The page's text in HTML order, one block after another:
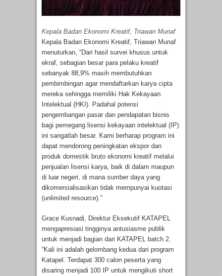
Kepala Badan Ekonomi Kreatif, Triawan Munaf
Kepala Badan Ekonomi Kreatif, Triawan Munaf
menuturkan, “Dari hasil survei khusus untuk
ekraf, sebagian besar para pelaku kreatif
sebanyak 88,9% masih membutuhkan
pembimbingan agar mendaftarkan karya cipta
mereka sehingga memiliki Hak Kekayaan
Intelektual (HKI). Padahal potensi
pengembangan pasar dan pendapatan bisnis
bagi pemegang lisensi kekayaan intelektual (IP)
ini sangatlah besar. Kami berharap program ini
dapat mendorong peningkatan ekspor dan
produk domestik bruto ekonomi kreatif melalui
penjualan lisensi karya, baik di dalam maupun
di luar negeri, di mana sumber daya yang
dikomersialisasikan tidak mempunyai kuotasi
(unlimited resource).”
Grace Kusnadi, Direktur Eksekutif KATAPEL
mengapresiasi tingginya antusiasme publik
untuk menjadi bagian dari KATAPEL batch 2.
“Kali ini adalah gelombang kedua dari program
Katapel. Terdapat 300 calon peserta yang
disaring menjadi 100 IP untuk mengikuti short